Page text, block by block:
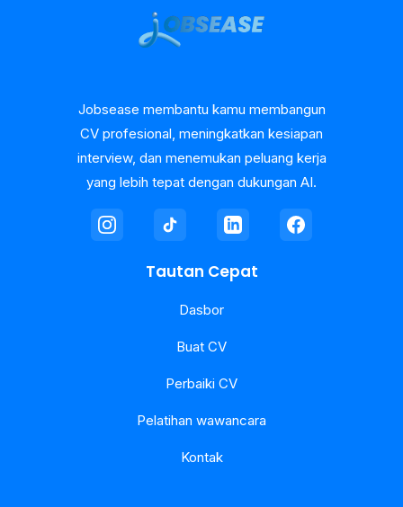
Jobsease membantu kamu membangun
CV profesional, meningkatkan kesiapan
interview, dan menemukan peluang kerja
yang lebih tepat dengan dukungan AI.
Tautan Cepat
Dasbor
Buat CV
Perbaiki CV
Pelatihan wawancara
Kontak